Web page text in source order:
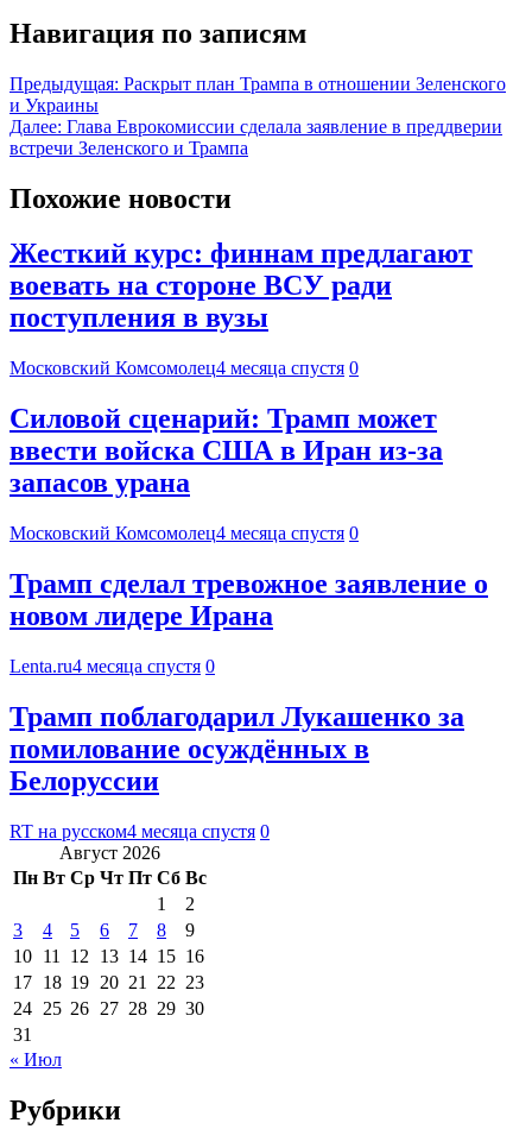
Навигация по записям
Предыдущая: Раскрыт план Трампа в отношении Зеленского
и Украины
Далее: Глава Еврокомиссии сделала заявление в преддверии
встречи Зеленского и Трампа
Похожие новости
Жесткий курс: финнам предлагают
воевать на стороне ВСУ ради
поступления в вузы
Московский Комсомолец4 месяца спустя 0
Силовой сценарий: Трамп может
ввести войска США в Иран из-за
запасов урана
Московский Комсомолец4 месяца спустя 0
Трамп сделал тревожное заявление о
новом лидере Ирана
Lenta.ru4 месяца спустя 0
Трамп поблагодарил Лукашенко за
помилование осуждённых в
Белоруссии
RT на русском4 месяца спустя 0
Август 2026
Пн Вт Ср Чт Пт Сб Вс
1
2
3
4 5 6 7 8
9
10 11 12 13 14 15 16
17 18 19 20 21 22 23
24 25 26 27 28 29 30
31
« Июл
Рубрики